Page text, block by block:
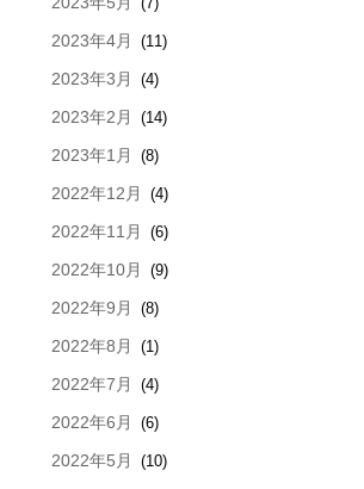
2023年4月 (11)
2023年3月 (4)
2023年2月 (14)
2023年1月 (8)
2022年12月 (4)
2022年11月 (6)
2022年10月 (9)
2022年9月 (8)
2022年8月 (1)
2022年7月 (4)
2022年6月 (6)
2022年5月 (10)